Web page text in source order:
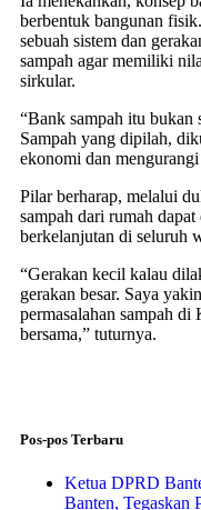
berbentuk bangunan
sebuah sistem dan
sampah agar memiliki
sirkular.
“Bank sampah itu bukan
Sampah yang dipilah,
ekonomi dan
Pilar berharap, melalui
sampah dari rumah
berkelanjutan di seluruh
“Gerakan kecil kalau
gerakan besar. Saya
permasalahan sampah di
bersama,” tuturnya.
Pos-pos Terbaru
Ketua DPRD
Banten, Tegaskan